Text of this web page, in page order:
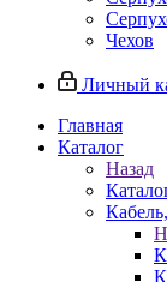
Чехов
Личный
Главная
Каталог
Назад